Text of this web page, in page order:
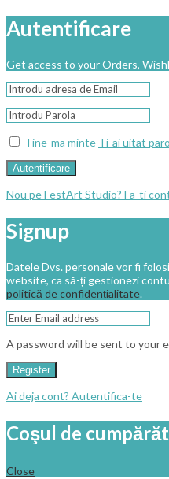
Autentificare
Get access to your Orders,
Tine-ma minte Ti-ai uitat
Autentificare
Nou pe FestArt Studio? Fa-ti
Signup
Datele Dvs. personale vor fi
website, ca să-ți gestionezi
politică de confidențialitate.
A password will be sent to your
Register
Ai deja cont? Autentifica-te
Coşul de
Close